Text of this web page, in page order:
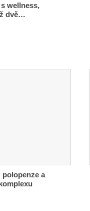
wellness,
dvě…
polopenze a